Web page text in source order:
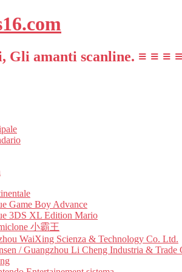
Gli amanti scanline. ≡ ≡ ≡ ≡
Game Boy Advance
3DS XL Edition Mario
小霸王
WaiXing Scienza & Technology Co. Ltd.
/ Guangzhou Li Cheng Industria & Trade